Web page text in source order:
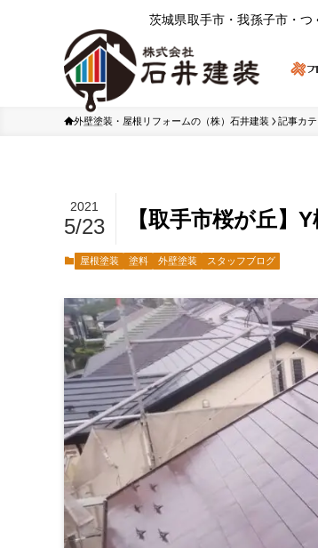
茨城県取⼿市・我孫⼦市・
外壁塗装・屋根リフォームの（株）石井建装 記事カ
【取手市桜が丘】
2021
5/23
屋根塗装 塗料 外壁塗装 スタッフブログ